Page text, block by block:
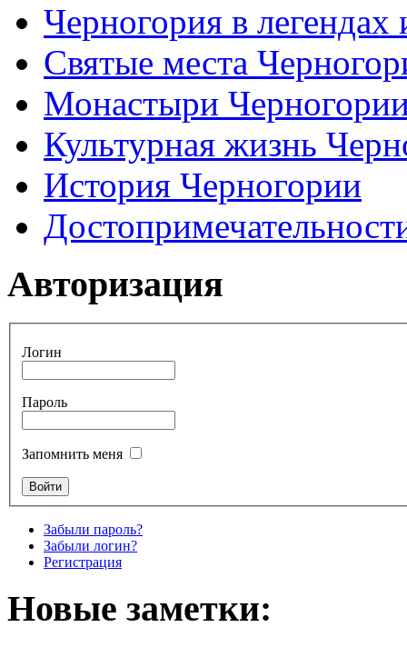
Черногория в легендах
Святые места
Монастыри
Культурная жизнь
История Черногории
Авторизация
Логин
Пароль
Запомнить меня
Забыли пароль?
Забыли логин?
Регистрация
Новые заметки: